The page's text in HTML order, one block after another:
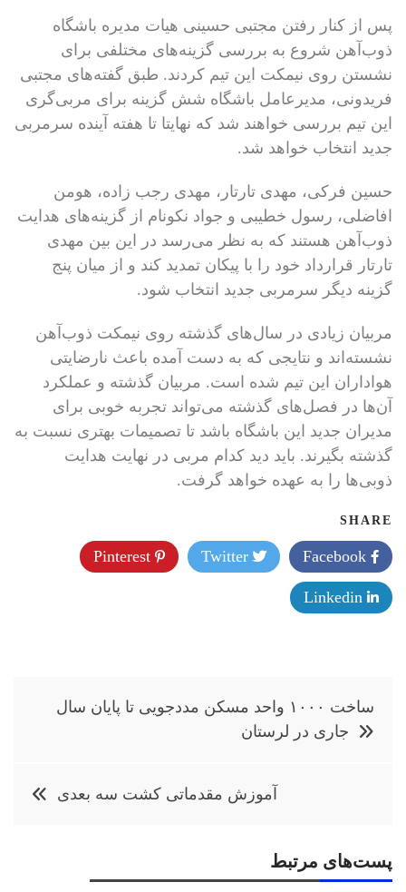
پس از کنار رفتن مجتبی حسینی هیات مدیره باشگاه
ذوب‌آهن شروع به بررسی گزینه‌های مختلفی برای
نشستن روی نیمکت این تیم کردند. طبق گفته‌های مجتبی
فریدونی، مدیرعامل باشگاه شش گزینه برای مربی‌گری
این تیم بررسی خواهند شد که نهایتا تا هفته آینده سرمربی
جدید انتخاب خواهد شد.
حسین فرکی، مهدی تارتار، مهدی رجب زاده، هومن
افاضلی، رسول خطیبی و جواد نکونام از گزینه‌های هدایت
ذوب‌آهن هستند که به نظر می‌رسد در این بین مهدی
تارتار قرارداد خود را با پیکان تمدید کند و از میان پنج
گزینه دیگر سرمربی جدید انتخاب شود.
مربیان زیادی در سال‌های گذشته روی نیمکت ذوب‌آهن
نشسته‌اند و نتایجی که به دست آمده باعث نارضایتی
هواداران این تیم شده است. مربیان گذشته و عملکرد
آن‌ها در فصل‌های گذشته می‌تواند تجربه خوبی برای
مدیران جدید این باشگاه باشد تا تصمیمات بهتری نسبت به
گذشته بگیرند. باید دید کدام مربی در نهایت هدایت
ذوبی‌ها را به عهده خواهد گرفت.
SHARE
Twitter
راهبری
نوشته
ساخت ۱۰۰۰ واحد مسکن مددجویی تا پایان سال
جاری در لرستان
آموزش مقدماتی کشت سه بعدی
پست‌های مرتبط